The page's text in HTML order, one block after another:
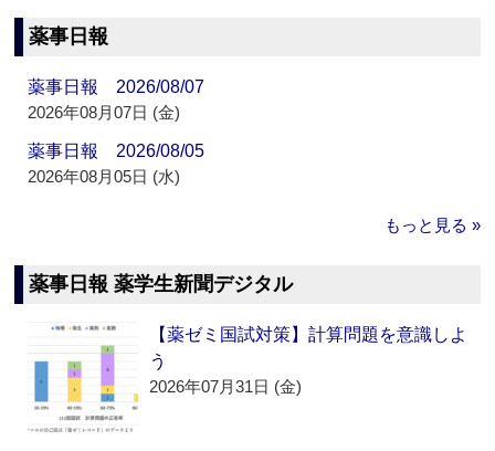
薬事日報
薬事日報 2026/08/07
2026年08月07日 (金)
薬事日報 2026/08/05
2026年08月05日 (水)
もっと見る »
薬事日報 薬学生新聞デジタル
【薬ゼミ国試対策】計算問題を意識しよ
う
2026年07月31日 (金)